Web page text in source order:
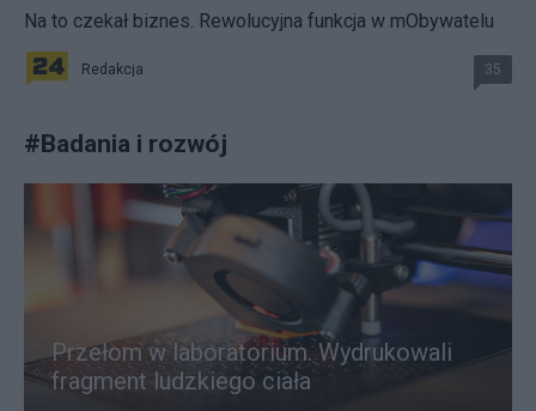
Na to czekał biznes. Rewolucyjna funkcja w mObywatelu
Redakcja 35
#Badania i rozwój
Przełom w laboratorium. Wydrukowali
fragment ludzkiego ciała